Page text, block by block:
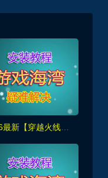
2026最新【穿越火线CF2.0】一键端,修复各种错误，全道具可买100%汉化+GM工具